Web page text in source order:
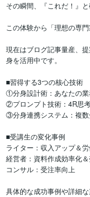
その瞬間、『これだ！』と
この体験から「理想の専
現在はブログ記事量産、
身を活用中です。
■習得する3つの核心技術
①分身設計術：あなたの
②プロンプト技術：4R思
③分身連携システム：複
■受講生の変化事例
ライター：収入アップ＆
経営者：資料作成効率化
コンサル：受注率向上
具体的な成功事例や詳細